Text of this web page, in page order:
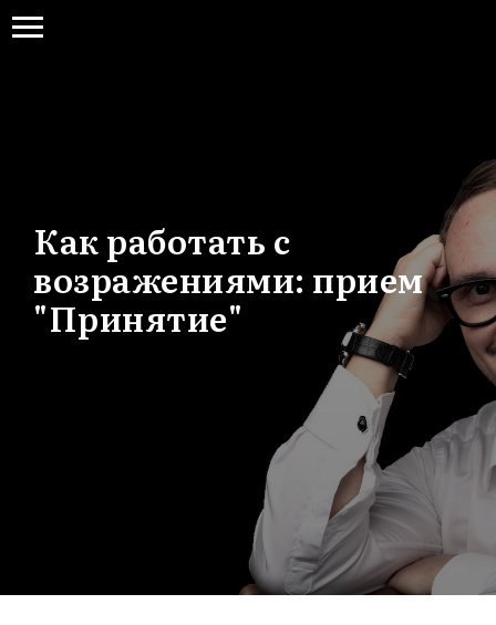
Как работать с
возражениями: прием
"Принятие"